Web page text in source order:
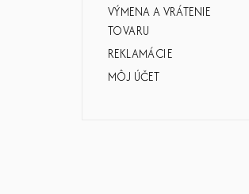
VÝMENA A VRÁTENIE
TOVARU
REKLAMÁCIE
MÔJ ÚČET